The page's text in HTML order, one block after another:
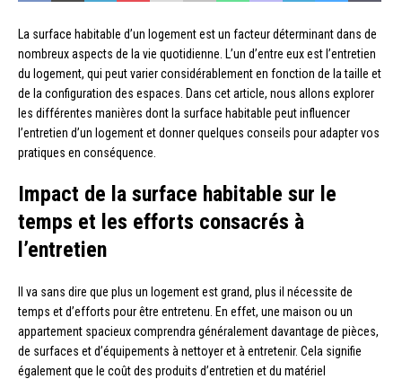
La surface habitable d’un logement est un facteur déterminant dans de
nombreux aspects de la vie quotidienne. L’un d’entre eux est l’entretien
du logement, qui peut varier considérablement en fonction de la taille et
de la configuration des espaces. Dans cet article, nous allons explorer
les différentes manières dont la surface habitable peut influencer
l’entretien d’un logement et donner quelques conseils pour adapter vos
pratiques en conséquence.
Impact de la surface habitable sur le
temps et les efforts consacrés à
l’entretien
Il va sans dire que plus un logement est grand, plus il nécessite de
temps et d’efforts pour être entretenu. En effet, une maison ou un
appartement spacieux comprendra généralement davantage de pièces,
de surfaces et d’équipements à nettoyer et à entretenir. Cela signifie
également que le coût des produits d’entretien et du matériel